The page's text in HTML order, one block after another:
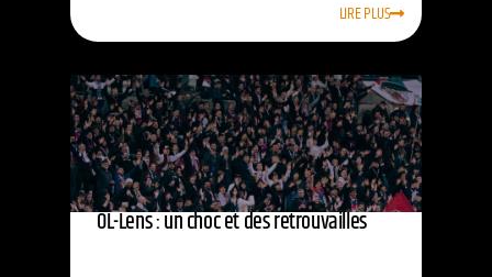
LIRE PLUS
OL-Lens : un choc et des retrouvailles